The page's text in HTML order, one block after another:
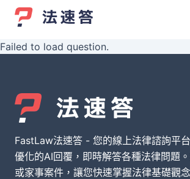
Failed to load question.
FastLaw法速答 - 您的線上法律諮詢平
優化的AI回覆，即時解答各種法律問題
或家事案件，讓您快速掌握法律基礎觀